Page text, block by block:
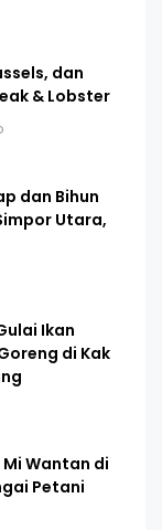
dan
& Lobster
dan Bihun
Utara,
Ikan
di Kak
Wantan di
Petani